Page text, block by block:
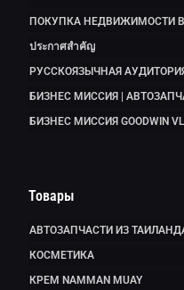
ПОКУПКА НЕДВИЖИМОСТИ
ประกาศสำคัญ
РУССКОЯЗЫЧНАЯ
БИЗНЕС МИССИЯ |
БИЗНЕС МИССИЯ GOODWIN VL
Товары
АВТОЗАПЧАСТИ ИЗ
КОСМЕТИКА
КРЕМ NAMMAN MUAY